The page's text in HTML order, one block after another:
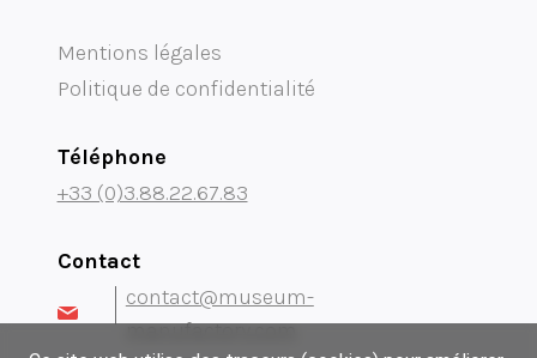
Mentions légales
Politique de confidentialité
Téléphone
+33 (0)3.88.22.67.83
Contact
contact@museum-
manufactory.com